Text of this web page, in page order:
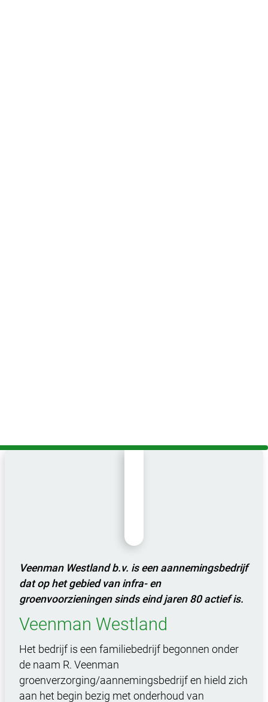
Veenman Westland b.v. is een aannemingsbedrijf
dat op het gebied van infra- en
groenvoorzieningen sinds eind jaren 80 actief is.
Veenman Westland
Het bedrijf is een familiebedrijf begonnen onder
de naam R. Veenman
groenverzorging/aannemingsbedrijf en hield zich
aan het begin bezig met onderhoud van